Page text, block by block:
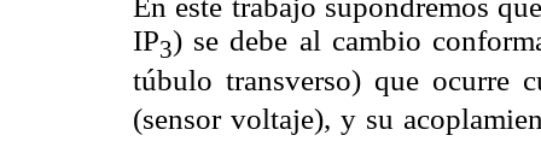
En este trabajo supondremos
IP3) se debe al cambio
túbulo transverso) que ocurre
(sensor voltaje), y su